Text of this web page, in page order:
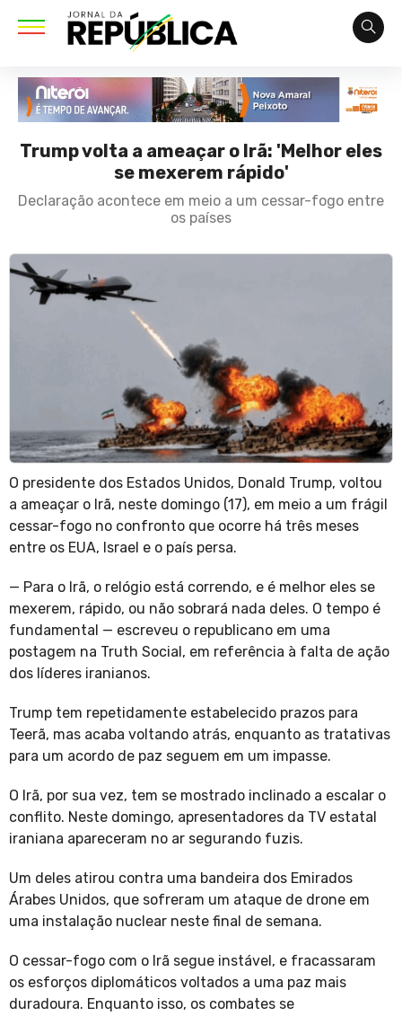
Trump volta a ameaçar o Irã: 'Melhor eles
se mexerem rápido'
Declaração acontece em meio a um cessar-fogo entre
os países
O presidente dos Estados Unidos, Donald Trump, voltou
a ameaçar o Irã, neste domingo (17), em meio a um frágil
cessar-fogo no confronto que ocorre há três meses
entre os EUA, Israel e o país persa.
— Para o Irã, o relógio está correndo, e é melhor eles se
mexerem, rápido, ou não sobrará nada deles. O tempo é
fundamental — escreveu o republicano em uma
postagem na Truth Social, em referência à falta de ação
dos líderes iranianos.
Trump tem repetidamente estabelecido prazos para
Teerã, mas acaba voltando atrás, enquanto as tratativas
para um acordo de paz seguem em um impasse.
O Irã, por sua vez, tem se mostrado inclinado a escalar o
conflito. Neste domingo, apresentadores da TV estatal
iraniana apareceram no ar segurando fuzis.
Um deles atirou contra uma bandeira dos Emirados
Árabes Unidos, que sofreram um ataque de drone em
uma instalação nuclear neste final de semana.
O cessar-fogo com o Irã segue instável, e fracassaram
os esforços diplomáticos voltados a uma paz mais
duradoura. Enquanto isso, os combates se